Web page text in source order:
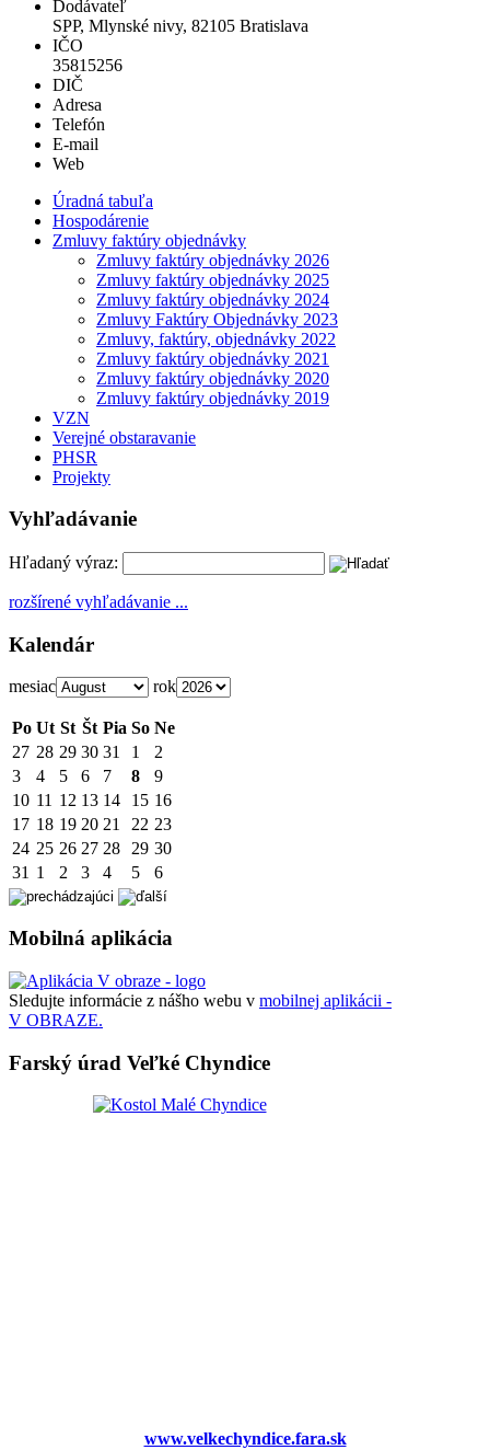
Dodávateľ
SPP, Mlynské nivy, 82105 Bratislava
IČO
35815256
DIČ
Adresa
Telefón
E-mail
Web
Úradná tabuľa
Hospodárenie
Zmluvy faktúry objednávky
Zmluvy faktúry objednávky 2026
Zmluvy faktúry objednávky 2025
Zmluvy faktúry objednávky 2024
Zmluvy Faktúry Objednávky 2023
Zmluvy, faktúry, objednávky 2022
Zmluvy faktúry objednávky 2021
Zmluvy faktúry objednávky 2020
Zmluvy faktúry objednávky 2019
VZN
Verejné obstaravanie
PHSR
Projekty
Vyhľadávanie
Hľadaný výraz:
rozšírené vyhľadávanie ...
Kalendár
mesiac rok
Po Ut St Št Pia So Ne
27 28 29 30 31 1
2
3
4 5 6 7 8
9
10 11 12 13 14 15 16
17 18 19 20 21 22 23
24 25 26 27 28 29 30
31 1 2 3 4 5 6
Mobilná aplikácia
Sledujte informácie z nášho webu v mobilnej aplikácii -
V OBRAZE.
Farský úrad Veľké Chyndice
www.velkechyndice.fara.sk